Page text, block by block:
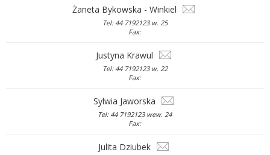
Żaneta Bykowska - Winkiel
Tel: 44 7192123 w. 25
Fax:
Justyna Krawul
Tel: 44 7192123 w. 22
Fax:
Sylwia Jaworska
Tel: 44 7192123 wew. 24
Fax:
Julita Dziubek